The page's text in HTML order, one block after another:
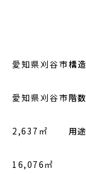
愛知県刈谷市
愛知県刈谷市
2,637㎡
16,076㎡
構造
階数
用途